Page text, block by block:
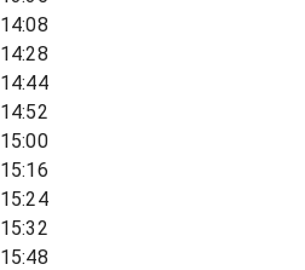
14:08
14:28
14:44
14:52
15:00
15:16
15:24
15:32
15:48